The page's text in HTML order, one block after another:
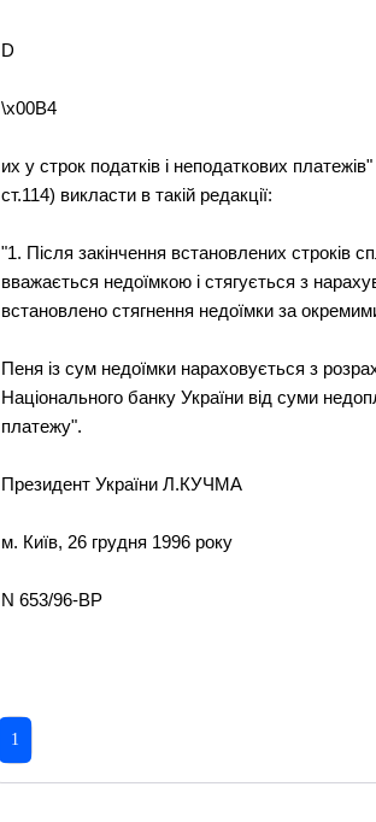
D
\x00B4
их у строк податків і неподаткових
ст.114) викласти в такій редакції:
"1. Після закінчення встановлених строків
вважається недоїмкою і стягується з
встановлено стягнення недоїмки за
Пеня із сум недоїмки нараховується з
Національного банку України від суми
платежу".
Президент України Л.КУЧМА
м. Київ, 26 грудня 1996 року
N 653/96-ВР
1